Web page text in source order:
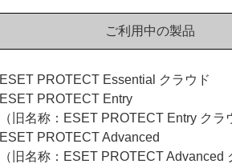
ご利用中の製品
ESET PROTECT Essential クラウド
ESET PROTECT Entry
（旧名称：ESET PROTECT Entry クラ
ESET PROTECT Advanced
（旧名称：ESET PROTECT Advanced